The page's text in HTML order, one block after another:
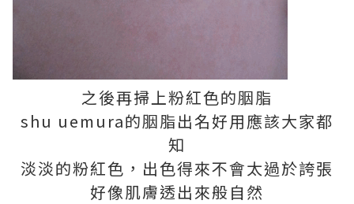
之後再掃上粉紅色的胭脂
shu uemura的胭脂出名好用應該大家都
知
淡淡的粉紅色，出色得來不會太過於誇張
好像肌膚透出來般自然